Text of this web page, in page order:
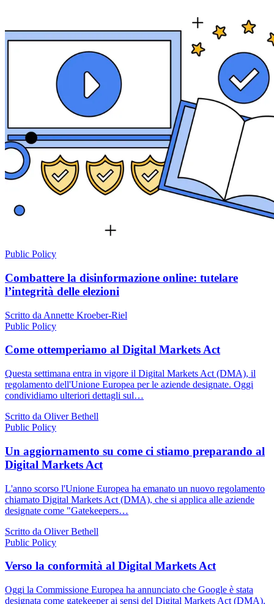
Public Policy
Combattere la disinformazione online: tutelare
l’integrità delle elezioni
Scritto da Annette Kroeber-Riel
Public Policy
Come ottemperiamo al Digital Markets Act
Questa settimana entra in vigore il Digital Markets Act (DMA), il
regolamento dell'Unione Europea per le aziende designate. Oggi
condividiamo ulteriori dettagli sul…
Scritto da Oliver Bethell
Public Policy
Un aggiornamento su come ci stiamo preparando al
Digital Markets Act
L'anno scorso l'Unione Europea ha emanato un nuovo regolamento
chiamato Digital Markets Act (DMA), che si applica alle aziende
designate come "Gatekeepers…
Scritto da Oliver Bethell
Public Policy
Verso la conformità al Digital Markets Act
Oggi la Commissione Europea ha annunciato che Google è stata
designata come gatekeeper ai sensi del Digital Markets Act (DMA).